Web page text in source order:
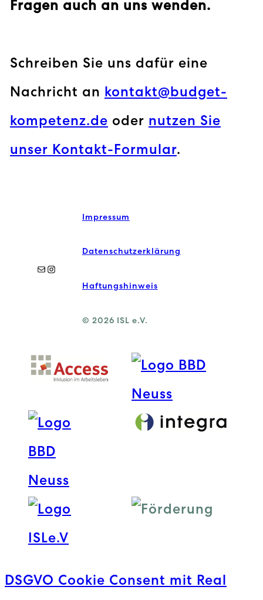
Fragen auch an uns wenden.
Schreiben Sie uns dafür eine
Nachricht an kontakt@budget-
kompetenz.de oder nutzen Sie
unser Kontakt-Formular.
E-MailInstagram
Impressum
Datenschutzerklärung
Haftungshinweis
© 2026 ISL e.V.
DSGVO Cookie Consent mit Real